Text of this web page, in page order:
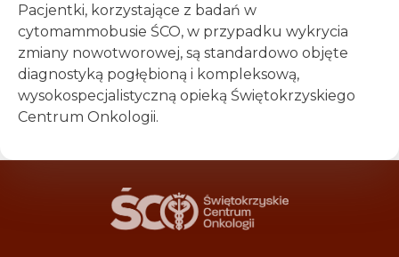
Pacjentki, korzystające z badań w
cytomammobusie ŚCO, w przypadku wykrycia
zmiany nowotworowej, są standardowo objęte
diagnostyką pogłębioną i kompleksową,
wysokospecjalistyczną opieką Świętokrzyskiego
Centrum Onkologii.